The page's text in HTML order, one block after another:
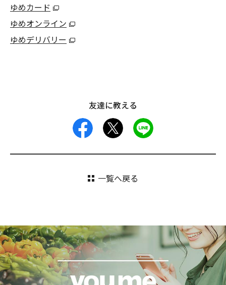
ゆめカード
ゆめオンライン
ゆめデリバリー
友達に教える
facebook
一覧へ戻る